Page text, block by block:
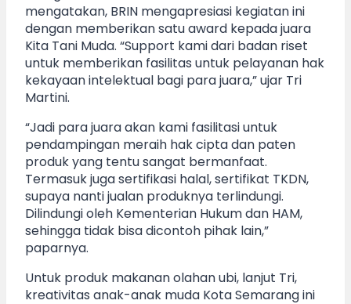
mengatakan, BRIN mengapresiasi kegiatan ini
dengan memberikan satu award kepada juara
Kita Tani Muda. “Support kami dari badan riset
untuk memberikan fasilitas untuk pelayanan hak
kekayaan intelektual bagi para juara,” ujar Tri
Martini.
“Jadi para juara akan kami fasilitasi untuk
pendampingan meraih hak cipta dan paten
produk yang tentu sangat bermanfaat.
Termasuk juga sertifikasi halal, sertifikat TKDN,
supaya nanti jualan produknya terlindungi.
Dilindungi oleh Kementerian Hukum dan HAM,
sehingga tidak bisa dicontoh pihak lain,”
paparnya.
Untuk produk makanan olahan ubi, lanjut Tri,
kreativitas anak-anak muda Kota Semarang ini